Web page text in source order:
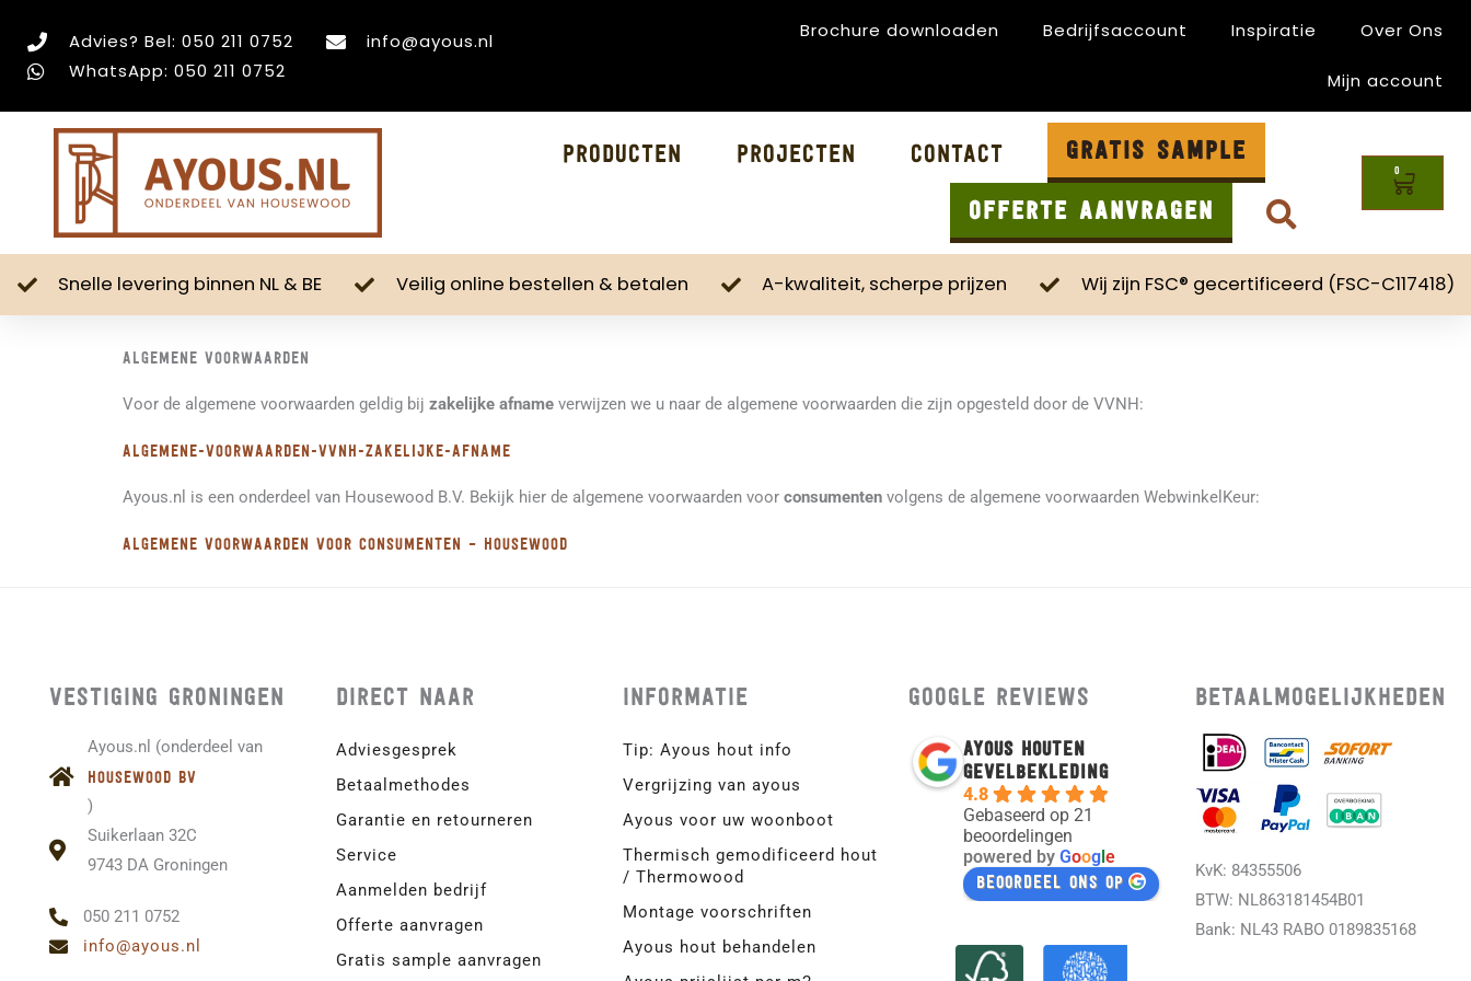
naar
Advies? Bel: 050 211 0752
info@ayous.nl
WhatsApp: 050 211 0752
Brochure downloaden Bedrijfsaccount Inspiratie Over Ons
Mijn account
Producten Projecten Contact GRATIS SAMPLE
OFFERTE AANVRAGEN
0
Snelle levering binnen NL & BE Veilig online bestellen & betalen A-kwaliteit, scherpe prijzen Wij zijn FSC® gecertificeerd (FSC-C117418)
Algemene voorwaarden
Voor de algemene voorwaarden geldig bij zakelijke afname verwijzen we u naar de algemene voorwaarden die zijn opgesteld door de VVNH:
Algemene-Voorwaarden-VVNH-zakelijke-afname
Ayous.nl is een onderdeel van Housewood B.V. Bekijk hier de algemene voorwaarden voor consumenten volgens de algemene voorwaarden WebwinkelKeur:
Algemene voorwaarden voor consumenten – Housewood
Vestiging Groningen
Ayous.nl (onderdeel van
housewood BV
)
Suikerlaan 32C
9743 DA Groningen
050 211 0752
info@ayous.nl
Direct naar
Adviesgesprek
Betaalmethodes
Garantie en retourneren
Service
Aanmelden bedrijf
Offerte aanvragen
Gratis sample aanvragen
Informatie
Tip: Ayous hout info
Vergrijzing van ayous
Ayous voor uw woonboot
Thermisch gemodificeerd hout
/ Thermowood
Montage voorschriften
Ayous hout behandelen
Google reviews
Ayous Houten
Gevelbekleding
4.8
Gebaseerd op 21
beoordelingen
powered byGoogle
beoordeel ons op
Betaalmogelijkheden
KvK: 84355506
BTW: NL863181454B01
Bank: NL43 RABO 0189835168